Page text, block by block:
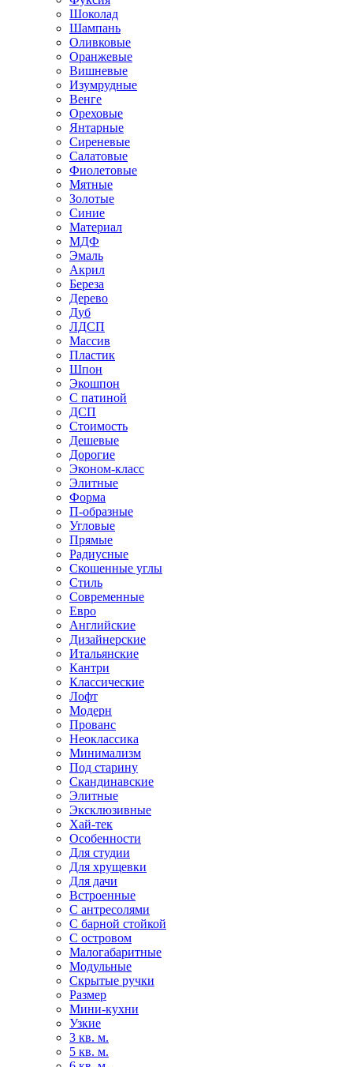
Шоколад
Шампань
Оливковые
Оранжевые
Вишневые
Изумрудные
Венге
Ореховые
Янтарные
Сиреневые
Салатовые
Фиолетовые
Мятные
Золотые
Синие
Материал
МДФ
Эмаль
Акрил
Береза
Дерево
Дуб
ЛДСП
Массив
Пластик
Шпон
Экошпон
С патиной
ДСП
Стоимость
Дешевые
Дорогие
Эконом-класс
Элитные
Форма
П-образные
Угловые
Прямые
Радиусные
Скошенные углы
Стиль
Современные
Евро
Английские
Дизайнерские
Итальянские
Кантри
Классические
Лофт
Модерн
Прованс
Неоклассика
Минимализм
Под старину
Скандинавские
Элитные
Эксклюзивные
Хай-тек
Особенности
Для студии
Для хрущевки
Для дачи
Встроенные
С антресолями
С барной стойкой
С островом
Малогабаритные
Модульные
Скрытые ручки
Размер
Мини-кухни
Узкие
3 кв. м.
5 кв. м.